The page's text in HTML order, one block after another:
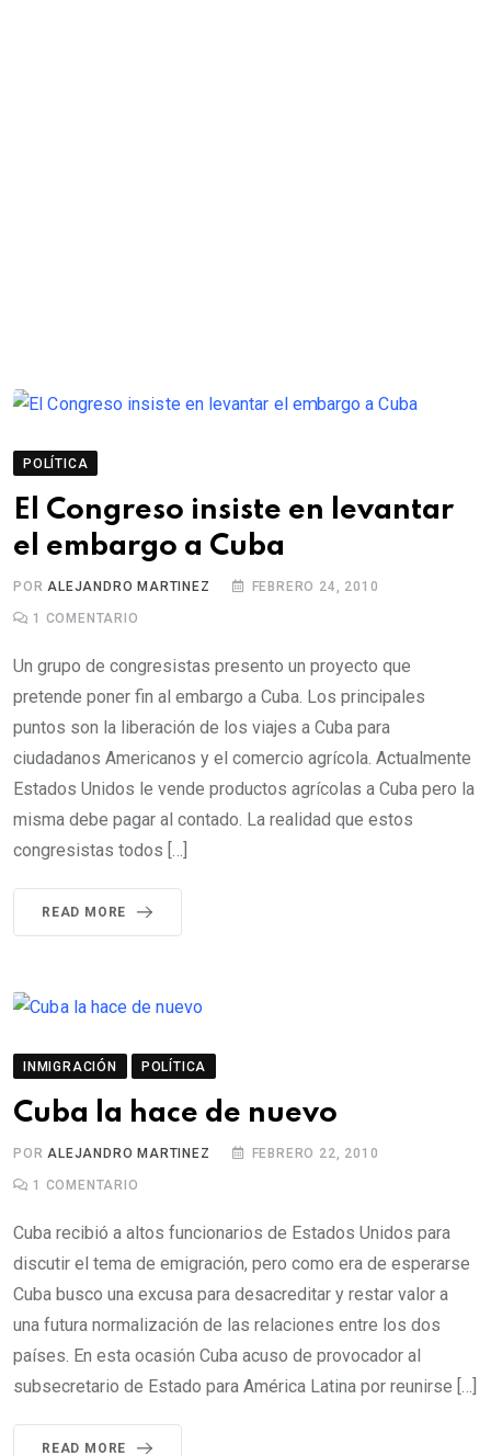
POLÍTICA
El Congreso insiste en levantar
el embargo a Cuba
PORALEJANDRO MARTINEZ FEBRERO 24, 2010
1 COMENTARIO
Un grupo de congresistas presento un proyecto que
pretende poner fin al embargo a Cuba. Los principales
puntos son la liberación de los viajes a Cuba para
ciudadanos Americanos y el comercio agrícola. Actualmente
Estados Unidos le vende productos agrícolas a Cuba pero la
misma debe pagar al contado. La realidad que estos
congresistas todos […]
READ MORE
INMIGRACIÓN POLÍTICA
Cuba la hace de nuevo
PORALEJANDRO MARTINEZ FEBRERO 22, 2010
1 COMENTARIO
Cuba recibió a altos funcionarios de Estados Unidos para
discutir el tema de emigración, pero como era de esperarse
Cuba busco una excusa para desacreditar y restar valor a
una futura normalización de las relaciones entre los dos
países. En esta ocasión Cuba acuso de provocador al
subsecretario de Estado para América Latina por reunirse […]
READ MORE